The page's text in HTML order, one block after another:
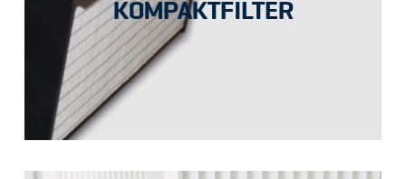
KOMPAKTFILTER